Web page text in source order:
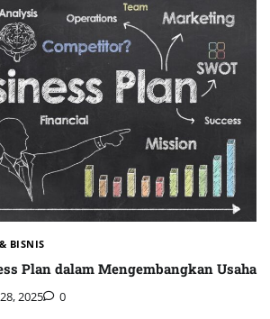
BISNIS
Plan dalam Mengembangkan Usaha
2025 0